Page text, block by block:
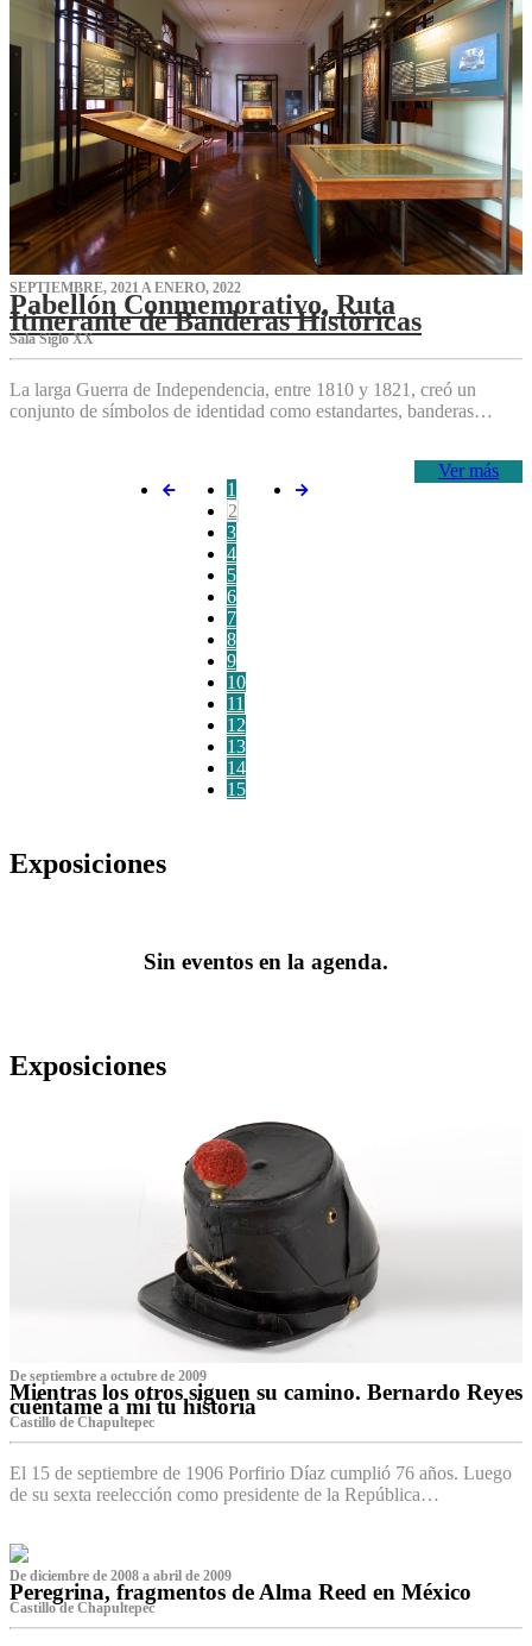
SEPTIEMBRE, 2021 A ENERO, 2022
Pabellón Conmemorativo, Ruta
Itinerante de Banderas Históricas
Sala Siglo XX
La larga Guerra de Independencia, entre 1810 y 1821, creó un
conjunto de símbolos de identidad como estandartes, banderas…
Ver más
1
2
3
4
5
6
7
8
9
10
11
12
13
14
15
Exposiciones
Sin eventos en la agenda.
Exposiciones
De septiembre a octubre de 2009
Mientras los otros siguen su camino. Bernardo Reyes
cuéntame a mí tu historia
Castillo de Chapultepec
El 15 de septiembre de 1906 Porfirio Díaz cumplió 76 años. Luego
de su sexta reelección como presidente de la República…
De diciembre de 2008 a abril de 2009
Peregrina, fragmentos de Alma Reed en México
Castillo de Chapultepec